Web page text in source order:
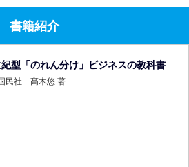
書籍紹介
型「のれん分け」ビジネスの教科書
民社 髙木悠 著